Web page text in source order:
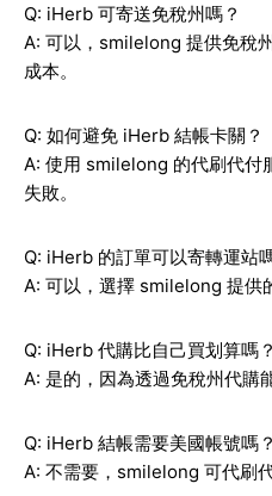
Q: iHerb 可寄送免稅州嗎？
A: 可以，smilelong 提供免稅
成本。
Q: 如何避免 iHerb 結帳卡關？
A: 使用 smilelong 的代刷代付
失敗。
Q: iHerb 的訂單可以寄轉運站
A: 可以，選擇 smilelong 提供
Q: iHerb 代購比自己買划算嗎？
A: 是的，因為透過免稅州代購
Q: iHerb 結帳需要美國帳號嗎？
A: 不需要，smilelong 可代刷